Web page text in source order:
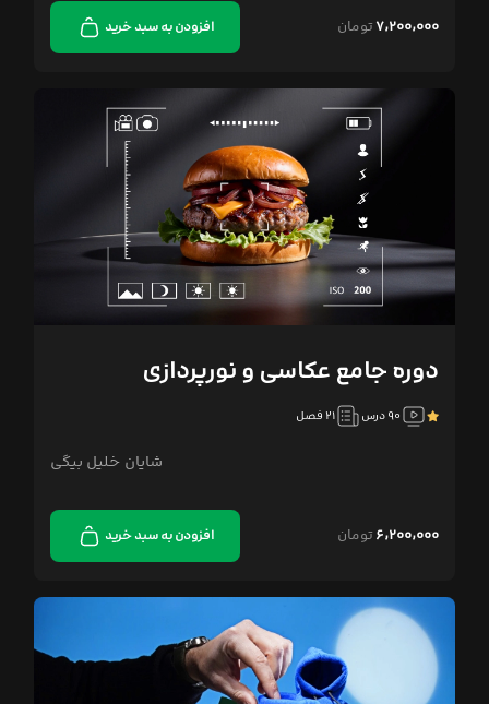
۷,۲۰۰,۰۰۰ تومان افزودن به سبد خرید
دوره جامع عکاسی و نورپردازی
۹۰ درس ۲۱ فصل
شایان خلیل بیگی
۶,۲۰۰,۰۰۰ تومان افزودن به سبد خرید